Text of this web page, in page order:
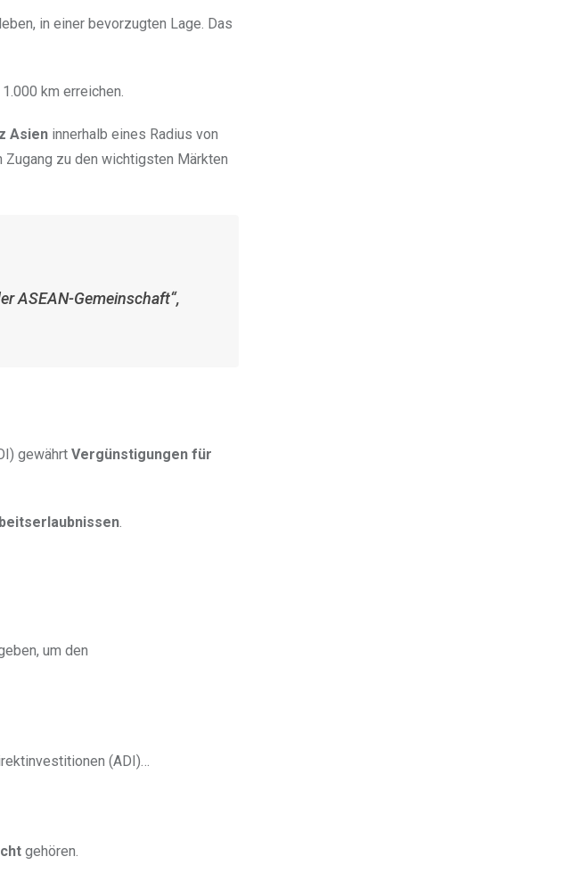
in einer bevorzugten Lage. Das
km erreichen.
Asien innerhalb eines Radius von
Zugang zu den wichtigsten Märkten
ASEAN-Gemeinschaft“,
gewährt Vergünstigungen für
.
um den
(ADI)…
gehören.